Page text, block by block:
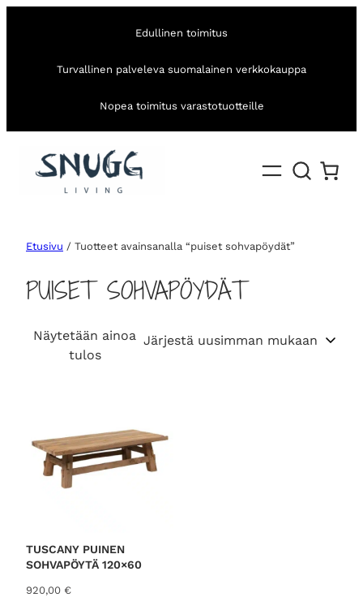
Edullinen toimitus
Turvallinen palveleva suomalainen verkkokauppa
Nopea toimitus varastotuotteille
Etusivu / Tuotteet avainsanalla “puiset sohvapöydät”
PUISET SOHVAPÖYDÄT
Näytetään ainoa
tulos
TUSCANY PUINEN
SOHVAPÖYTÄ 120×60
920,00 €